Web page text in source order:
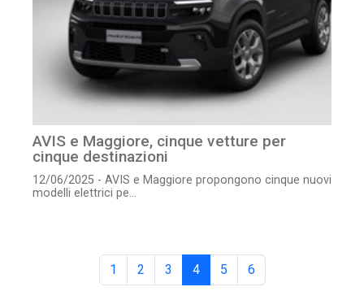
AVIS e Maggiore, cinque vetture per
cinque destinazioni
12/06/2025 - AVIS e Maggiore propongono cinque nuovi
modelli elettrici pe...
1 2 3 4 5 6